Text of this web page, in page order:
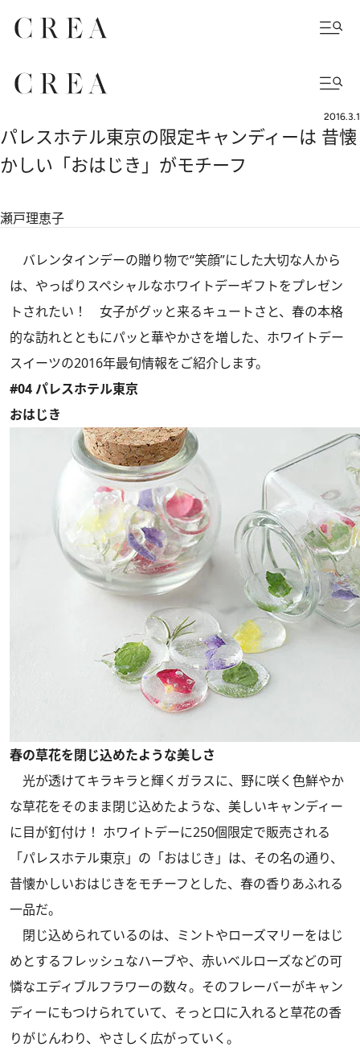
2016.3.1
パレスホテル東京の限定キャンディーは 昔懐
かしい「おはじき」がモチーフ
瀬戸理恵子
バレンタインデーの贈り物で“笑顔”にした大切な人から
は、やっぱりスペシャルなホワイトデーギフトをプレゼン
トされたい！ 女子がグッと来るキュートさと、春の本格
的な訪れとともにパッと華やかさを増した、ホワイトデー
スイーツの2016年最旬情報をご紹介します。
#04 パレスホテル東京
おはじき
春の草花を閉じ込めたような美しさ
光が透けてキラキラと輝くガラスに、野に咲く色鮮やか
な草花をそのまま閉じ込めたような、美しいキャンディー
に目が釘付け！ ホワイトデーに250個限定で販売される
「パレスホテル東京」の「おはじき」は、その名の通り、
昔懐かしいおはじきをモチーフとした、春の香りあふれる
一品だ。
閉じ込められているのは、ミントやローズマリーをはじ
めとするフレッシュなハーブや、赤いベルローズなどの可
憐なエディブルフラワーの数々。そのフレーバーがキャン
ディーにもつけられていて、そっと口に入れると草花の香
りがじんわり、やさしく広がっていく。